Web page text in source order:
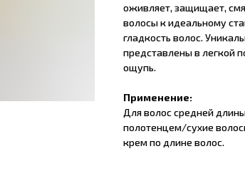
оживляет, защищает,
волосы к идеальному
гладкость волос.
представлены в легкой
ощупь.
Применение:
Для волос средней
полотенцем/сухие
крем по длине волос.